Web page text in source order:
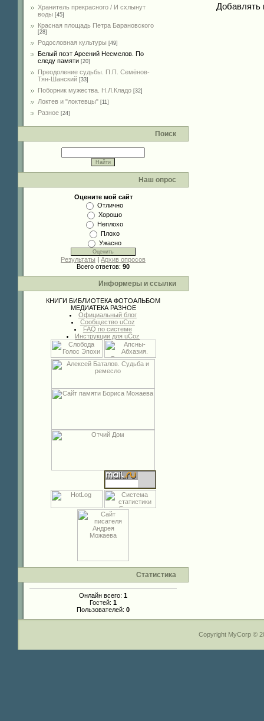
Хранитель прекрасного / И схлынут
воды [45]
Красная площадь Петра Барановского
[28]
Родословная культуры [49]
Белый поэт Арсений Несмелов. По
следу памяти [20]
Преодоление судьбы. П.П. Семёнов-
Тян-Шанский [33]
Поборник мужества. Н.Л.Кладо [32]
Локтев и "локтевцы" [11]
Разное [24]
Поиск
Наш опрос
Оцените мой сайт
Отлично
Хорошо
Неплохо
Плохо
Ужасно
Результаты | Архив опросов
Всего ответов: 90
Информеры и ссылки
КНИГИ БИБЛИОТЕКА ФОТОАЛЬБОМ
МЕДИАТЕКА РАЗНОЕ
Официальный блог
Сообщество uCoz
FAQ по системе
Инструкции для uCoz
Статистика
Онлайн всего: 1
Гостей: 1
Пользователей: 0
Добавлять
Copyright MyCorp ©